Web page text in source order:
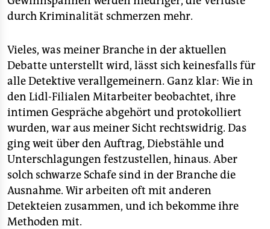
durch Kriminalität schmerzen mehr.
Vieles, was meiner Branche in der aktuellen
Debatte unterstellt wird, lässt sich keinesfalls für
alle Detektive verallgemeinern. Ganz klar: Wie in
den Lidl-Filialen Mitarbeiter beobachtet, ihre
intimen Gespräche abgehört und protokolliert
wurden, war aus meiner Sicht rechtswidrig. Das
ging weit über den Auftrag, Diebstähle und
Unterschlagungen festzustellen, hinaus. Aber
solch schwarze Schafe sind in der Branche die
Ausnahme. Wir arbeiten oft mit anderen
Detekteien zusammen, und ich bekomme ihre
Methoden mit.